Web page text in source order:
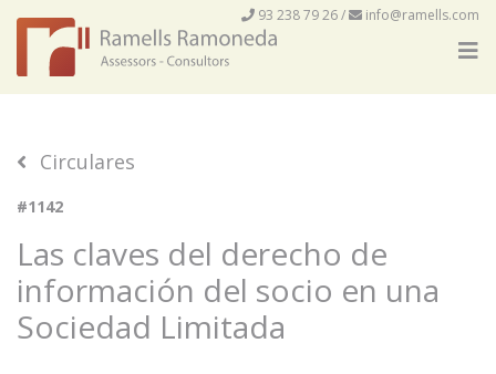
93 238 79 26/ info@ramells.com
Circulares
#1142
Las claves del derecho de
información del socio en una
Sociedad Limitada